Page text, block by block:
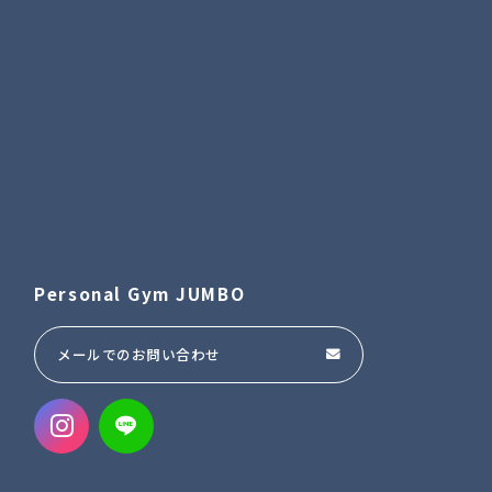
Personal Gym JUMBO
メールでのお問い合わせ